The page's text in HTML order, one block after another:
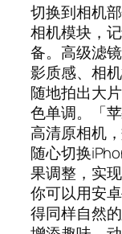
切换到相机
相机模块，
备。高级滤
影质感、相
随地拍出大
色单调。「
高清原相机
随心切换
果调整，实
你可以用安
得同样自然